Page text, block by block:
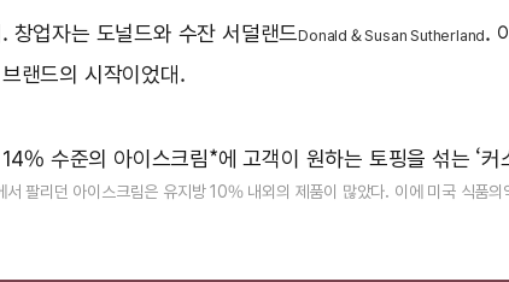
창업자는 도널드와 수잔 서덜랜드Donald & Susan Sutherland.
랜드의 시작이었대.
수준의 아이스크림*에 고객이 원하는 토핑을 섞는 ‘커
팔리던 아이스크림은 유지방 10% 내외의 제품이 많았다. 이에 미국 식품